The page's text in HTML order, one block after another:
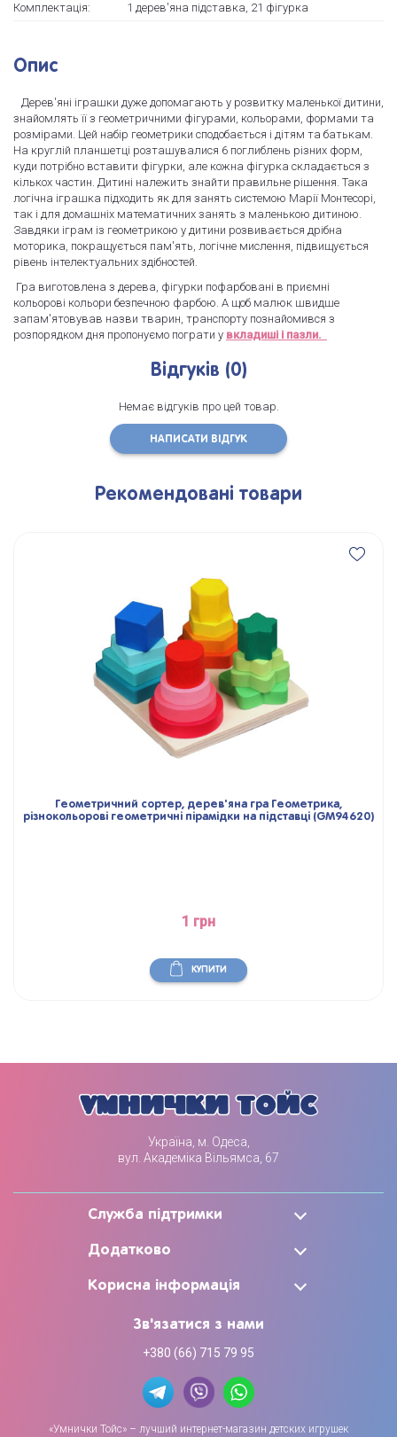
Комплектація:
1 дерев'яна підставка, 21 фігурка
Опис
Дерев'яні іграшки дуже допомагають у розвитку маленької дитини,
знайомлять її з геометричними фігурами, кольорами, формами та
розмірами. Цей набір геометрики сподобається і дітям та батькам.
На круглій планшетці розташувалися 6 поглиблень різних форм,
куди потрібно вставити фігурки, але кожна фігурка складається з
кількох частин. Дитині належить знайти правильне рішення. Така
логічна іграшка підходить як для занять системою Марії Монтесорі,
так і для домашніх математичних занять з маленькою дитиною.
Завдяки іграм із геометрикою у дитини розвивається дрібна
моторика, покращується пам'ять, логічне мислення, підвищується
рівень інтелектуальних здібностей.
Гра виготовлена ​​з дерева, фігурки пофарбовані в приємні
кольорові кольори безпечною фарбою. А щоб малюк швидше
запам'ятовував назви тварин, транспорту познайомився з
розпорядком дня пропонуємо пограти у вкладиші і пазли.
Відгуків (0)
Немає відгуків про цей товар.
НАПИСАТИ ВІДГУК
Рекомендовані товари
Геометричний сортер, дерев'яна гра Геометрика,
різнокольорові геометричні пірамідки на підставці (GM94620)
1 грн
КУПИТИ
Україна, м. Одеса,
вул. Академіка Вільямса, 67
Служба підтримки
Додатково
Корисна інформація
Зв'язатися з нами
+380 (66) 715 79 95
«Умнички Тойс» – лучший интернет-магазин детских игрушек